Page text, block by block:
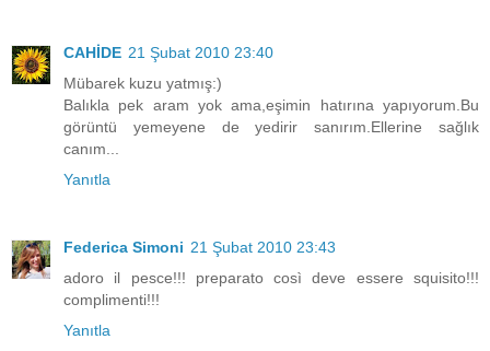
CAHİDE 21 Şubat 2010 23:40
Mübarek kuzu yatmış:)
Balıkla pek aram yok ama,eşimin hatırına yapıyorum.Bu
görüntü yemeyene de yedirir sanırım.Ellerine sağlık
canım...
Yanıtla
Federica Simoni 21 Şubat 2010 23:43
adoro il pesce!!! preparato così deve essere squisito!!!
complimenti!!!
Yanıtla